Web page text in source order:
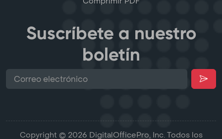
Suscríbete a nuestro
boletín
Copyright © 2026 DigitalOfficePro, Inc. Todos los